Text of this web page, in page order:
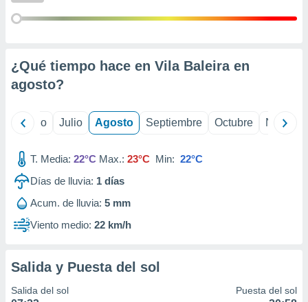
e
mediante
de
¿Qué tiempo hace en Vila Baleira en
agosto?
Junio Julio Agosto Septiembre Octubre
T. Media: 22°C Max.: 23°C Min: 22°C
Días de lluvia: 1 días
Acum. de lluvia: 5 mm
Viento medio: 22 km/h
Salida y Puesta del sol
Salida del sol Puesta del sol